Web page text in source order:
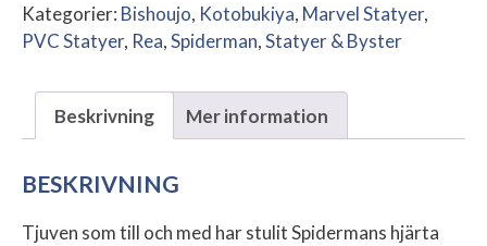
Kategorier: Bishoujo, Kotobukiya, Marvel Statyer,
PVC Statyer, Rea,Spiderman,Statyer & Byster
Beskrivning Mer information
BESKRIVNING
Tjuven som till och med har stulit Spidermans hjärta